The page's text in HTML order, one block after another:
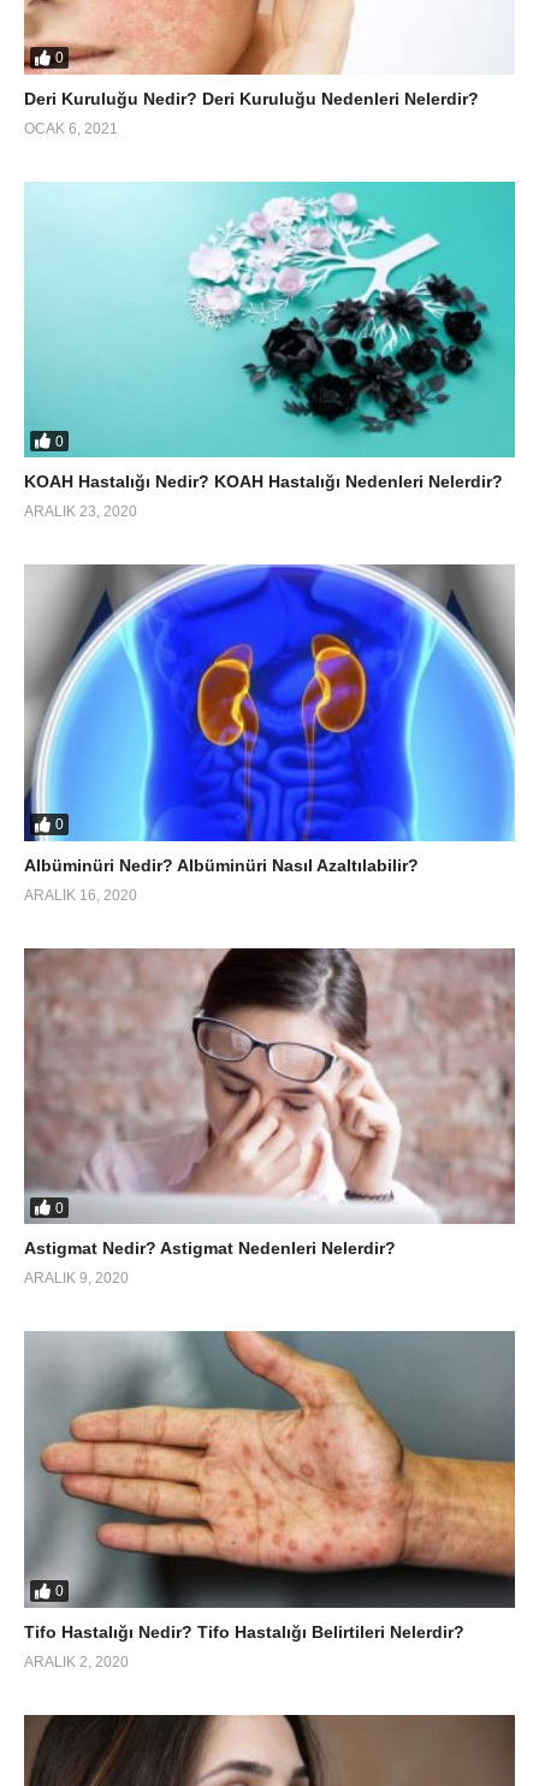
0
Deri Kuruluğu Nedir? Deri Kuruluğu Nedenleri Nelerdir?
OCAK 6, 2021
0
KOAH Hastalığı Nedir? KOAH Hastalığı Nedenleri Nelerdir?
ARALIK 23, 2020
0
Albüminüri Nedir? Albüminüri Nasıl Azaltılabilir?
ARALIK 16, 2020
0
Astigmat Nedir? Astigmat Nedenleri Nelerdir?
ARALIK 9, 2020
0
Tifo Hastalığı Nedir? Tifo Hastalığı Belirtileri Nelerdir?
ARALIK 2, 2020